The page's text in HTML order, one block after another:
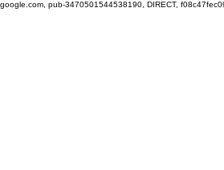
google.com, pub-3470501544538190, DIRECT,